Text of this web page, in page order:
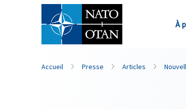
À
Nom de famille*
Accueil Presse Articles